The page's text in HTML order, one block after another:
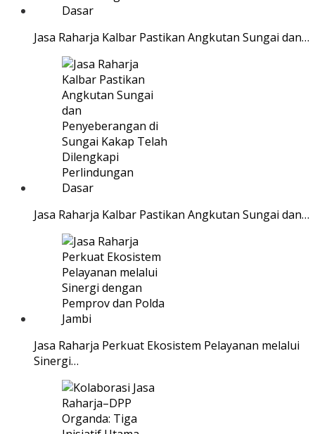
Jasa Raharja Kalbar Pastikan Angkutan Sungai dan…
Jasa Raharja Kalbar Pastikan Angkutan Sungai dan…
Jasa Raharja Perkuat Ekosistem Pelayanan melalui
Sinergi…